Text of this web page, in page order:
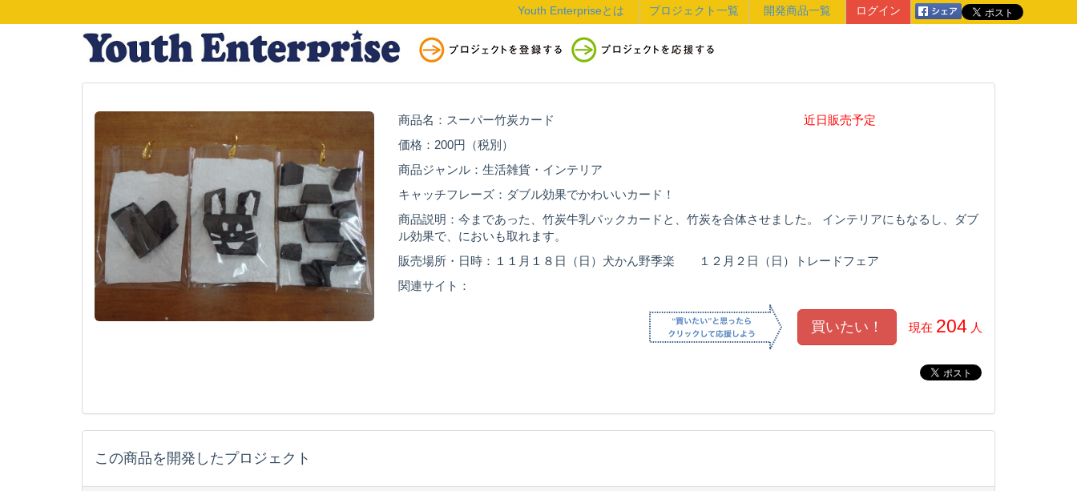
ログイン
開発商品一覧
プロジェクト一覧
Youth Enterpriseとは
商品名：スーパー竹炭カード
近日販売予定
価格：200円（税別）
商品ジャンル：生活雑貨・インテリア
キャッチフレーズ：ダブル効果でかわいいカード！
商品説明：今まであった、竹炭牛乳パックカードと、竹炭を合体させました。 インテリアにもなるし、ダブ
ル効果で、においも取れます。
販売場所・日時：１１月１８日（日）犬かん野季楽 １２月２日（日）トレードフェア
関連サイト：
現在 204 人
この商品を開発したプロジェクト